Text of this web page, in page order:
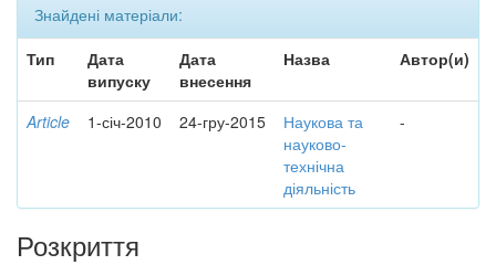
Знайдені матеріали:
Тип
Дата
випуску
Дата
внесення
Назва Автор(и)
Article 1-січ-2010 24-гру-2015
Наукова та
науково-
технічна
діяльність
-
Розкриття